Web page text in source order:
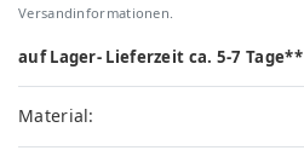
Versandinformationen.
auf Lager- Lieferzeit ca. 5-7 Tage**
Material: